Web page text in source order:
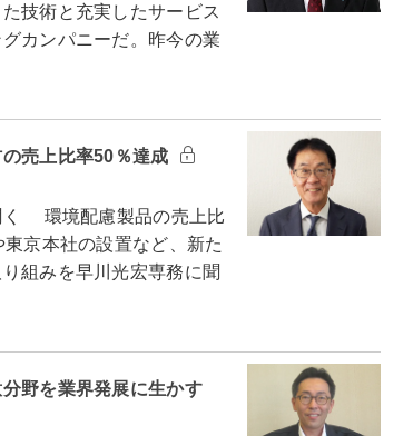
技術と充実したサービス
カンパニーだ。昨今の業
売上比率50％達成
く 環境配慮製品の売上比
京本社の設置など、新た
組みを早川光宏専務に聞
野を業界発展に生かす